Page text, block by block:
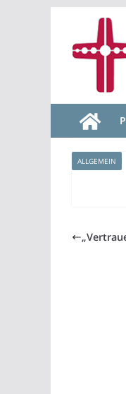
springen
ALLGEMEIN